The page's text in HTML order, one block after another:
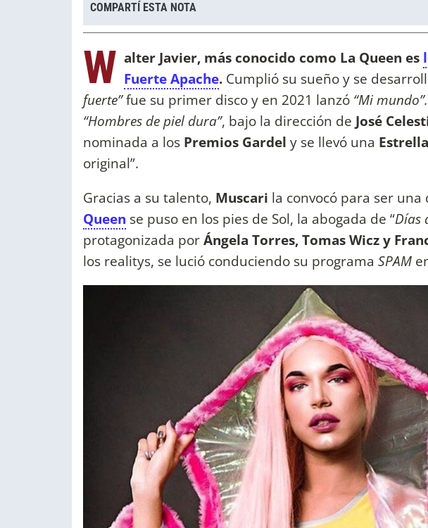
COMPARTÍ ESTA NOTA
W alter Javier, más conocido como La Queen es
Fuerte Apache. Cumplió su sueño y se
fuerte”fue su primer disco y en 2021 lanzó “Mi mundo”.
“Hombres de piel dura”, bajo la dirección de José
nominada a los Premios Gardel y se llevó una
original”.
Gracias a su talento, Muscari la convocó para ser una
Queen se puso en los pies de Sol, la abogada de “Días
protagonizada porÁngela Torres, Tomas Wicz y
los realitys, se lució conduciendo su programa SPAM